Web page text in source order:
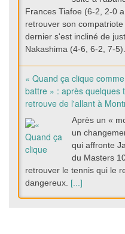
Frances Tiafoe (6-2, 2-0
retrouver son
dernier s'est incliné de
Nakashima (4-6, 6-2, 7-5).
« Quand ça clique
battre » : après quelques
retrouve de l'allant à
Après un «
un
qui affronte
du Masters
retrouver le tennis qui le
dangereux. [...]